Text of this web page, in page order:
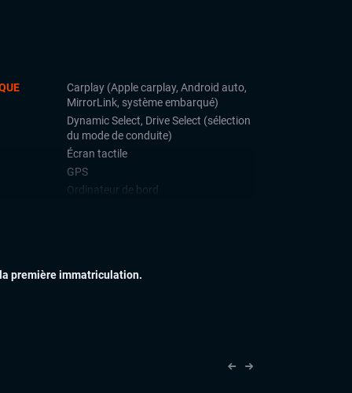
Carplay (Apple carplay, Android auto,
MirrorLink, système embarqué)
Dynamic Select, Drive Select (sélection
du mode de conduite)
Écran tactile
GPS
Ordinateur de bord
Jantes alu
première immatriculation.